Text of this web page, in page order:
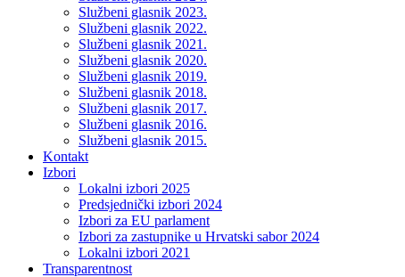
Službeni glasnik 2023.
Službeni glasnik 2022.
Službeni glasnik 2021.
Službeni glasnik 2020.
Službeni glasnik 2019.
Službeni glasnik 2018.
Službeni glasnik 2017.
Službeni glasnik 2016.
Službeni glasnik 2015.
Kontakt
Izbori
Lokalni izbori 2025
Predsjednički izbori 2024
Izbori za EU parlament
Izbori za zastupnike u Hrvatski sabor 2024
Lokalni izbori 2021
Transparentnost